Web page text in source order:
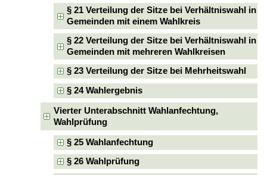
§ 21 Verteilung der Sitze bei Verhältniswahl in
Gemeinden mit einem Wahlkreis
§ 22 Verteilung der Sitze bei Verhältniswahl in
Gemeinden mit mehreren Wahlkreisen
§ 23 Verteilung der Sitze bei Mehrheitswahl
§ 24 Wahlergebnis
Vierter Unterabschnitt Wahlanfechtung,
Wahlprüfung
§ 25 Wahlanfechtung
§ 26 Wahlprüfung